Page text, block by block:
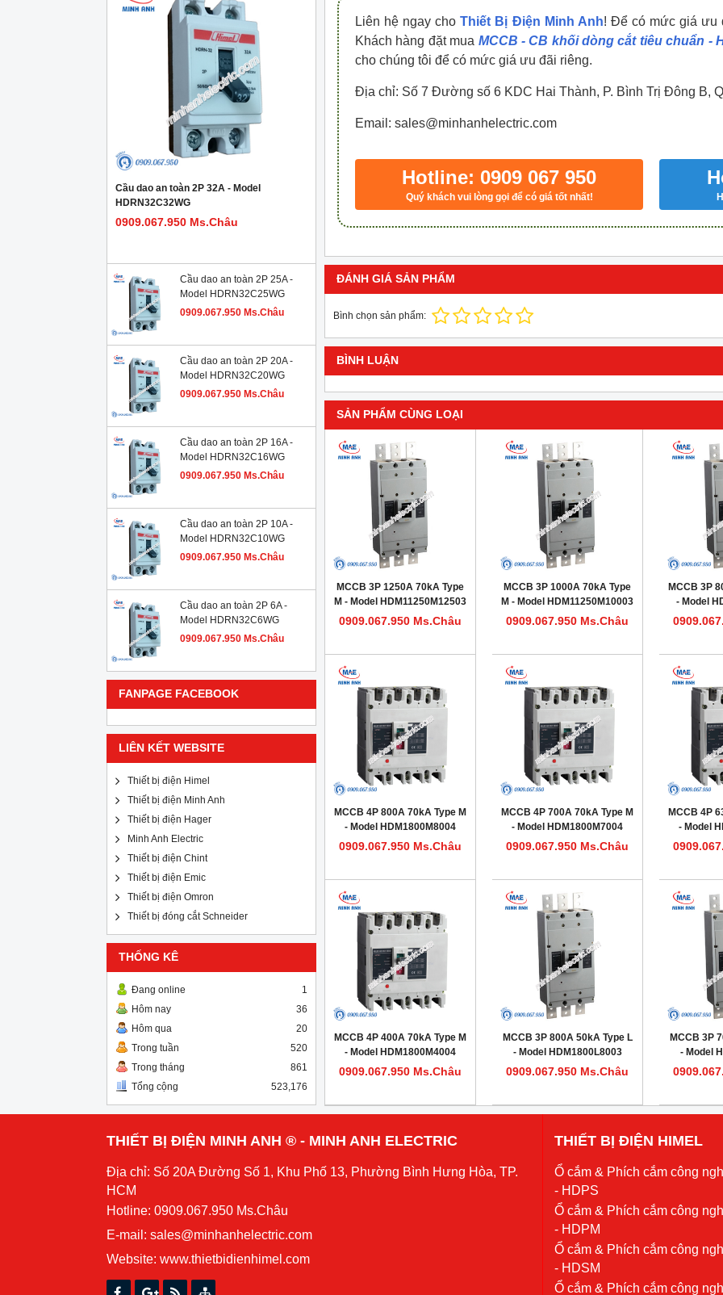
Cầu dao an toàn 2P 32A - Model
HDRN32C32WG
0909.067.950 Ms.Châu
Cầu dao an toàn 2P 25A -
Model HDRN32C25WG
0909.067.950 Ms.Châu
Cầu dao an toàn 2P 20A -
Model HDRN32C20WG
0909.067.950 Ms.Châu
Cầu dao an toàn 2P 16A -
Model HDRN32C16WG
0909.067.950 Ms.Châu
Cầu dao an toàn 2P 10A -
Model HDRN32C10WG
0909.067.950 Ms.Châu
Cầu dao an toàn 2P 6A -
Model HDRN32C6WG
0909.067.950 Ms.Châu
FANPAGE FACEBOOK
LIÊN KẾT WEBSITE
Thiết bị điện Himel
Thiết bị điện Minh Anh
Thiết bị điện Hager
Minh Anh Electric
Thiết bị điện Chint
Thiết bị điện Emic
Thiết bị điện Omron
Thiết bị đóng cắt Schneider
THỐNG KÊ
Đang online
1
Hôm nay
36
Hôm qua
20
Trong tuần
520
Trong tháng
861
Tổng cộng
523,176
Liên hệ ngay choThiết Bị Điện Minh Anh! Để có mức giá ưu
Khách hàng đặt mua MCCB - CB khối dòng cắt tiêu chuẩn -
cho chúng tôi để có mức giá ưu đãi riêng.
Địa chỉ: Số 7 Đường số 6 KDC Hai Thành, P. Bình Trị Đông B,
Email: sales@minhanhelectric.com
Hotline: 0909 067 950
Quý khách vui lòng gọi để có giá tốt nhất!
ĐÁNH GIÁ SẢN PHẨM
Bình chọn sản phẩm:
BÌNH LUẬN
SẢN PHẨM CÙNG LOẠI
MCCB 3P 1250A 70kA Type
M - Model HDM11250M12503
0909.067.950 Ms.Châu
MCCB 3P 1000A 70kA Type
M - Model HDM11250M10003
0909.067.950 Ms.Châu
MCCB 3P
- Model
MCCB 4P 800A 70kA Type M
- Model HDM1800M8004
0909.067.950 Ms.Châu
MCCB 4P 700A 70kA Type M
- Model HDM1800M7004
0909.067.950 Ms.Châu
MCCB 4P
- Model
MCCB 4P 400A 70kA Type M
- Model HDM1800M4004
0909.067.950 Ms.Châu
MCCB 3P 800A 50kA Type L
- Model HDM1800L8003
0909.067.950 Ms.Châu
MCCB 3P
- Model
THIẾT BỊ ĐIỆN MINH ANH ® - MINH ANH ELECTRIC
Địa chỉ: Số 20A Đường Số 1, Khu Phố 13, Phường Bình Hưng Hòa, TP.
HCM
Hotline: 0909.067.950 Ms.Châu
E-mail: sales@minhanhelectric.com
Website: www.thietbidienhimel.com
THIẾT BỊ ĐIỆN HIMEL
Ổ cắm & Phích cắm công
- HDPS
Ổ cắm & Phích cắm công
- HDPM
Ổ cắm & Phích cắm công
- HDSM
Ổ cắm & Phích cắm công